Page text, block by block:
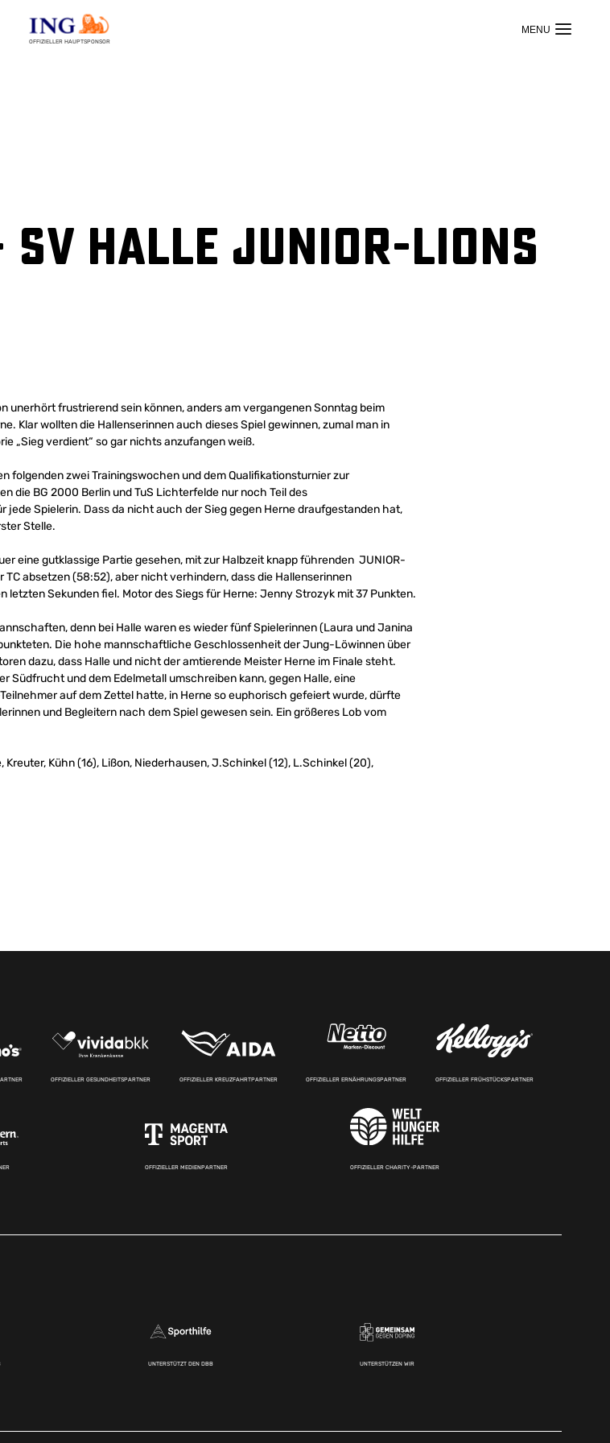
OFFIZIELLER HAUPTSPONSOR
SV Halle Junior-Lions
unerhört frustrierend sein können, anders am vergangenen Sonntag beim
Klar wollten die Hallenserinnen auch dieses Spiel gewinnen, zumal man in
„Sieg verdient“ so gar nichts anzufangen weiß.
folgenden zwei Trainingswochen und dem Qualifikationsturnier zur
die BG 2000 Berlin und TuS Lichterfelde nur noch Teil des
Spielerin. Dass da nicht auch der Sieg gegen Herne draufgestanden hat,
Stelle.
eine gutklassige Partie gesehen, mit zur Halbzeit knapp führenden JUNIOR-
absetzen (58:52), aber nicht verhindern, dass die Hallenserinnen
Sekunden fiel. Motor des Siegs für Herne: Jenny Strozyk mit 37 Punkten.
denn bei Halle waren es wieder fünf Spielerinnen (Laura und Janina
Die hohe mannschaftliche Geschlossenheit der Jung-Löwinnen über
dazu, dass Halle und nicht der amtierende Meister Herne im Finale steht.
Südfrucht und dem Edelmetall umschreiben kann, gegen Halle, eine
auf dem Zettel hatte, in Herne so euphorisch gefeiert wurde, dürfte
und Begleitern nach dem Spiel gewesen sein. Ein größeres Lob vom
Kühn (16), Lißon, Niederhausen, J.Schinkel (12), L.Schinkel (20),
OFFIZIELLER GESUNDHEITSPARTNER OFFIZIELLER KREUZFAHRTPARTNER OFFIZIELLER ERNÄHRUNGSPARTNER OFFIZIELLER FRÜHSTÜCKSPARTNER
OFFIZIELLER MEDIENPARTNER OFFIZIELLER CHARITY-PARTNER
UNTERSTÜTZT DEN DBB UNTERSTÜTZEN WIR